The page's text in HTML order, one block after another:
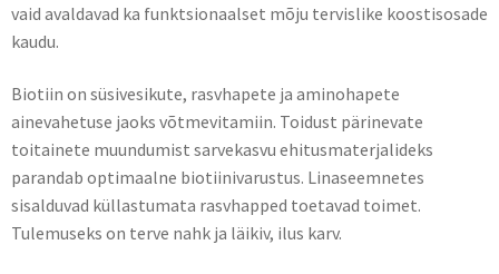
vaid avaldavad ka funktsionaalset mõju tervislike koostisosade
kaudu.
Biotiin on süsivesikute, rasvhapete ja aminohapete
ainevahetuse jaoks võtmevitamiin. Toidust pärinevate
toitainete muundumist sarvekasvu ehitusmaterjalideks
parandab optimaalne biotiinivarustus. Linaseemnetes
sisalduvad küllastumata rasvhapped toetavad toimet.
Tulemuseks on terve nahk ja läikiv, ilus karv.